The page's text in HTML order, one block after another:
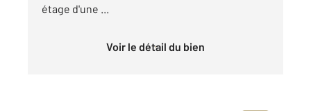
étage d'une ...
Voir le détail du bien